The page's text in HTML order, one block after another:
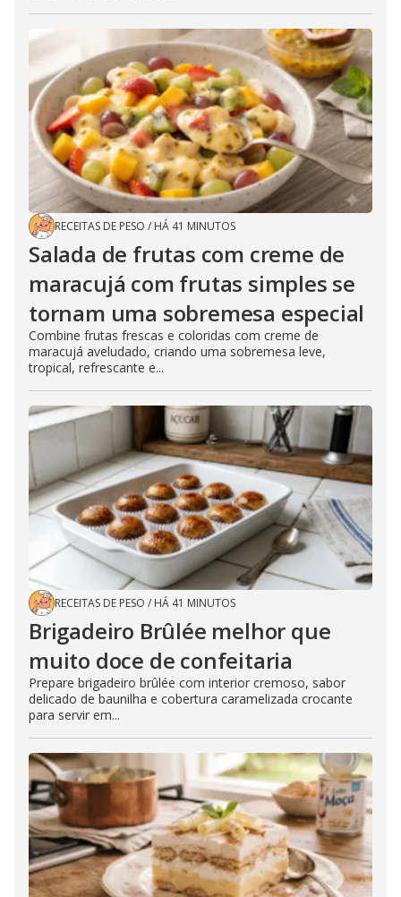
RECEITAS DE PESO / HÁ 41 MINUTOS
Salada de frutas com creme de
maracujá com frutas simples se
tornam uma sobremesa especial
Combine frutas frescas e coloridas com creme de
maracujá aveludado, criando uma sobremesa leve,
tropical, refrescante e...
RECEITAS DE PESO / HÁ 41 MINUTOS
Brigadeiro Brûlée melhor que
muito doce de confeitaria
Prepare brigadeiro brûlée com interior cremoso, sabor
delicado de baunilha e cobertura caramelizada crocante
para servir em...